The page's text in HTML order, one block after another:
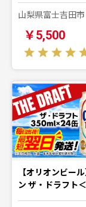
山梨県富士吉田市
￥5,500
【オリオンビー
ン ザ・ドラフト